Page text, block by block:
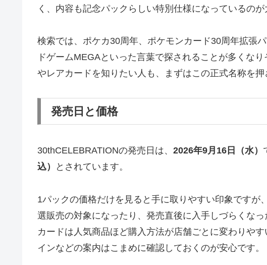
く、内容も記念パックらしい特別仕様になっているのが
検索では、ポケカ30周年、ポケモンカード30周年拡張
ドゲームMEGAといった言葉で探されることが多くな
やレアカードを知りたい人も、まずはこの正式名称を
発売日と価格
30thCELEBRATIONの発売日は、 2026年9月16日（水）
込）
とされています。
1パックの価格だけを見ると手に取りやすい印象ですが
選販売の対象になったり、発売直後に入手しづらくな
カードは人気商品ほど購入方法が店舗ごとに変わりや
インなどの案内はこまめに確認しておくのが安心です。